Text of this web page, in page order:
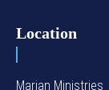
Location
Marian Ministries